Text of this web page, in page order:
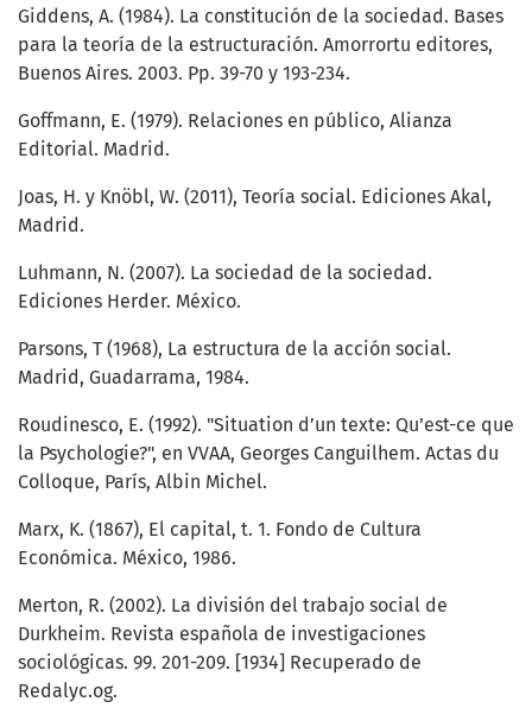
Giddens, A. (1984). La constitución de la sociedad. Bases
para la teoría de la estructuración. Amorrortu editores,
Buenos Aires. 2003. Pp. 39-70 y 193-234.
Goffmann, E. (1979). Relaciones en público, Alianza
Editorial. Madrid.
Joas, H. y Knöbl, W. (2011), Teoría social. Ediciones Akal,
Madrid.
Luhmann, N. (2007). La sociedad de la sociedad.
Ediciones Herder. México.
Parsons, T (1968), La estructura de la acción social.
Madrid, Guadarrama, 1984.
Roudinesco, E. (1992). "Situation d’un texte: Qu’est-ce que
la Psychologie?", en VVAA, Georges Canguilhem. Actas du
Colloque, París, Albin Michel.
Marx, K. (1867), El capital, t. 1. Fondo de Cultura
Económica. México, 1986.
Merton, R. (2002). La división del trabajo social de
Durkheim. Revista española de investigaciones
sociológicas. 99. 201-209. [1934] Recuperado de
Redalyc.og.